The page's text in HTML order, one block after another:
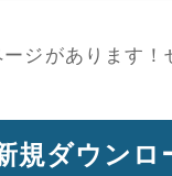
ジがあります！
規ダウンロ